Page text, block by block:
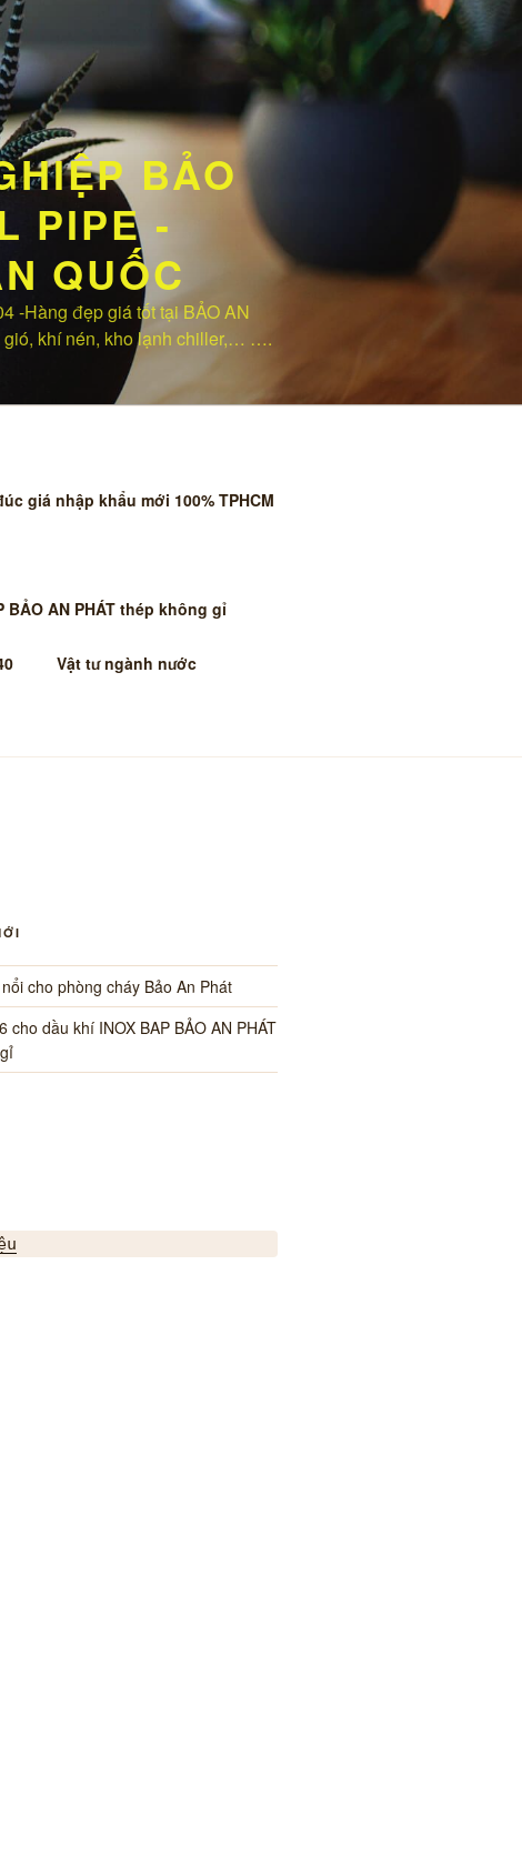
BẢO
PIPE -
QUỐC
-Hàng đẹp giá tốt tại BẢO AN
gió, khí nén, kho lạnh chiller,… ….
giá nhập khẩu mới 100% TPHCM
BẢO AN PHÁT thép không gỉ
Vật tư ngành nước
cho phòng cháy Bảo An Phát
cho dầu khí INOX BAP BẢO AN PHÁT